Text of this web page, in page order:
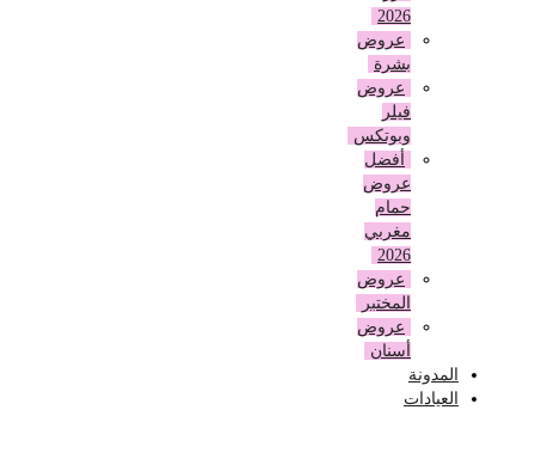
عروض
بشرة
عروض
وبوتكس
أفضل
عروض
حمام
مغربي
عروض
المختبر
عروض
أسنان
المدونة
العيادات